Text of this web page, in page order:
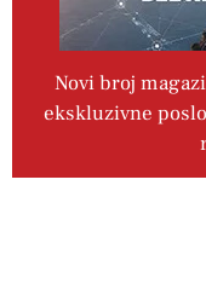
Novi broj
ekskluzivne